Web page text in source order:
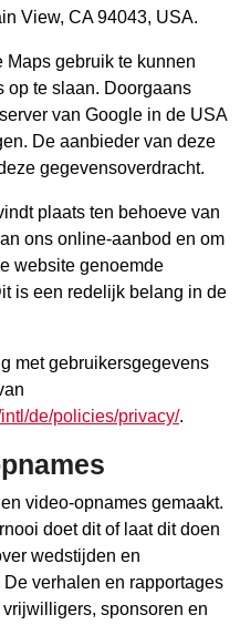
View, CA 94043, USA.
Maps gebruik te kunnen
op te slaan. Doorgaans
van Google in de USA
De aanbieder van deze
gegevensoverdracht.
plaats ten behoeve van
ons online-aanbod en om
website genoemde
is een redelijk belang in de
met gebruikersgegevens
de/policies/privacy/.
video-opnames gemaakt.
doet dit of laat dit doen
wedstijden en
verhalen en rapportages
sponsoren en